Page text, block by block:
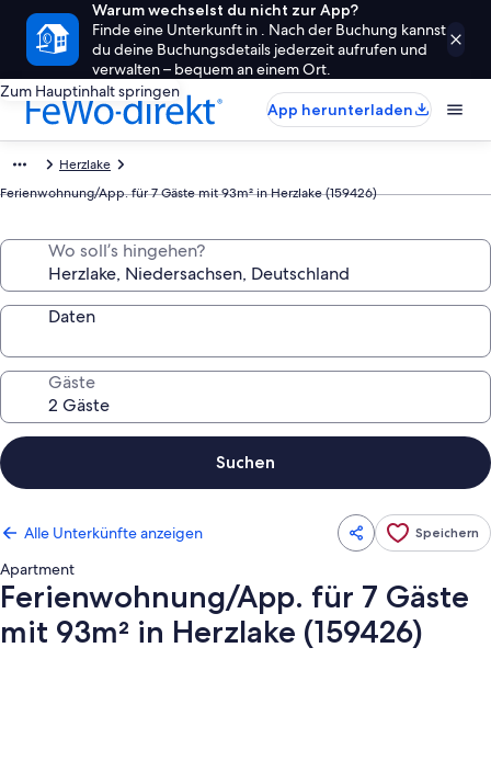
Warum wechselst du nicht zur App?
Finde eine Unterkunft in . Nach der Buchung kannst
du deine Buchungsdetails jederzeit aufrufen und
verwalten – bequem an einem Ort.
Zum Hauptinhalt springen
App herunterladen
Herzlake
Ferienwohnung/App. für 7 Gäste mit 93m² in Herzlake (159426)
Wo soll’s hingehen?
Daten
Gäste
Suchen
Alle Unterkünfte anzeigen Speichern
Apartment
Ferienwohnung/App. für 7 Gäste
mit 93m² in Herzlake (159426)